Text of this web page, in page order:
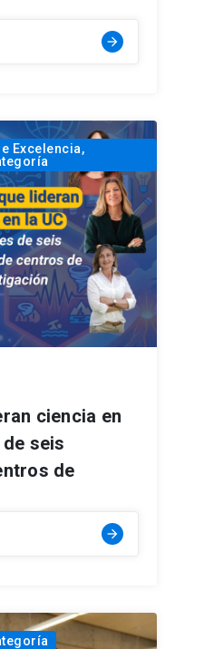
arrow_forward
Excelencia,
ciencia en
seis
de
arrow_forward